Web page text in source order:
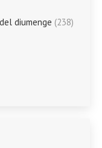
diumenge (238)